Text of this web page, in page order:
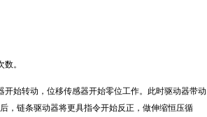
。
始转动，位移传感器开始零位工作。此时驱动器带动
，链条驱动器将更具指令开始反正，做伸缩恒压循